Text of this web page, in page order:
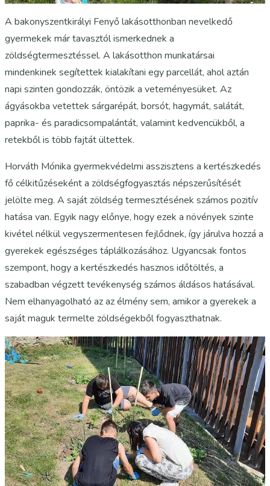
A bakonyszentkirályi Fenyő lakásotthonban nevelkedő
gyermekek már tavasztól ismerkednek a
zöldségtermesztéssel. A lakásotthon munkatársai
mindenkinek segítettek kialakítani egy parcellát, ahol aztán
napi szinten gondozzák, öntözik a veteményesüket. Az
ágyásokba vetettek sárgarépát, borsót, hagymát, salátát,
paprika- és paradicsompalántát, valamint kedvencükből, a
retekből is több fajtát ültettek.
Horváth Mónika gyermekvédelmi asszisztens a kertészkedés
fő célkitűzéseként a zöldségfogyasztás népszerűsítését
jelölte meg. A saját zöldség termesztésének számos pozitív
hatása van. Egyik nagy előnye, hogy ezek a növények szinte
kivétel nélkül vegyszermentesen fejlődnek, így járulva hozzá a
gyerekek egészséges táplálkozásához. Ugyancsak fontos
szempont, hogy a kertészkedés hasznos időtöltés, a
szabadban végzett tevékenység számos áldásos hatásával.
Nem elhanyagolható az az élmény sem, amikor a gyerekek a
saját maguk termelte zöldségekből fogyaszthatnak.